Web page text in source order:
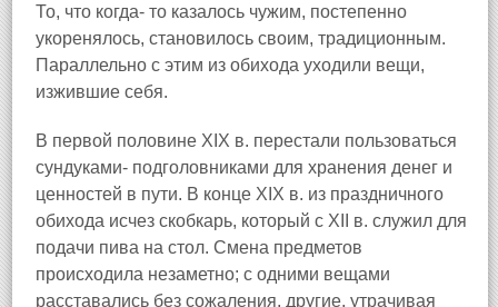
То, что когда- то казалось чужим, постепенно
укоренялось, становилось своим, традиционным.
Параллельно с этим из обихода уходили вещи,
изжившие себя.
В первой половине XIX в. перестали пользоваться
сундуками- подголовниками для хранения денег и
ценностей в пути. В конце XIX в. из праздничного
обихода исчез скобкарь, который с XII в. служил для
подачи пива на стол. Смена предметов
происходила незаметно; с одними вещами
расставались без сожаления, другие, утрачивая